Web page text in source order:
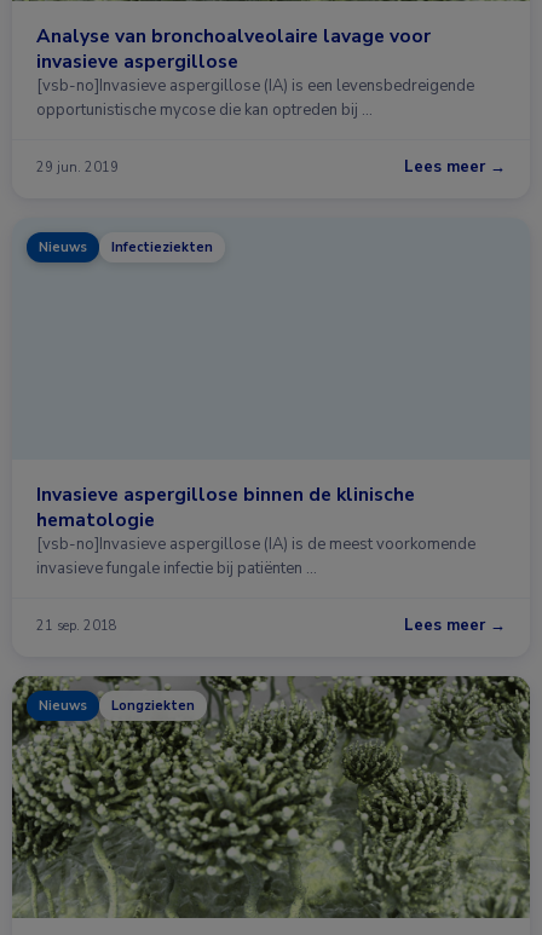
Analyse van bronchoalveolaire lavage voor
invasieve aspergillose
[vsb-no]Invasieve aspergillose (IA) is een levensbedreigende
opportunistische mycose die kan optreden bij …
29 jun. 2019 Lees meer →
Nieuws Infectieziekten
Invasieve aspergillose binnen de klinische
hematologie
[vsb-no]Invasieve aspergillose (IA) is de meest voorkomende
invasieve fungale infectie bij patiënten …
21 sep. 2018 Lees meer →
Nieuws Longziekten